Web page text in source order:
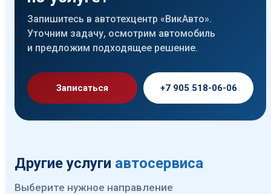
Запишитесь в автотехцентр «ВикАвто».
Уточним задачу, осмотрим автомобиль
и предложим подходящее решение.
Записаться +7 905 518-06-06
Другие услуги автосервиса
Выберите нужное направление